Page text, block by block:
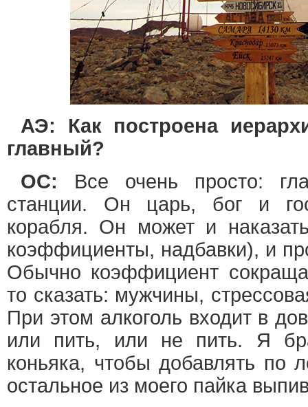
АЭ: Как построена
главный?
ОС: Все очень просто:
станции. Он царь, бог и
корабля. Он может и
коэффициенты, надбавки), и
Обычно коэффициент
то сказать: мужчины,
При этом алкоголь входит в
или пить, или не пить. Я
коньяка, чтобы добавлять по
остальное из моего пайка